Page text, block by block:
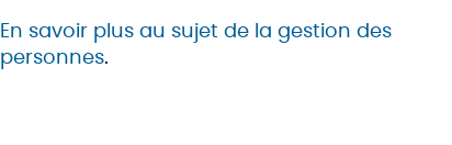
En savoir plus au sujet de la gestion des
personnes.